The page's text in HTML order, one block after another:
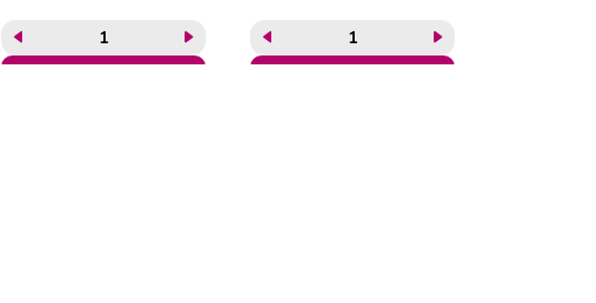
BRAUBERG, 221687
BRAUBERG, 221108